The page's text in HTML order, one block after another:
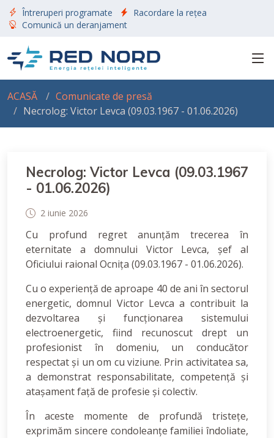
Întreruperi programate
Racordare la rețea
Comunică un deranjament
ACASĂ
Comunicate de presă
Necrolog: Victor Levca (09.03.1967 - 01.06.2026)
Necrolog: Victor Levca (09.03.1967
- 01.06.2026)
2 iunie 2026
Cu profund regret anunțăm trecerea în
eternitate a domnului Victor Levca, șef al
Oficiului raional Ocnița (09.03.1967 - 01.06.2026).
Cu o experiență de aproape 40 de ani în sectorul
energetic, domnul Victor Levca a contribuit la
dezvoltarea și funcționarea sistemului
electroenergetic, fiind recunoscut drept un
profesionist în domeniu, un conducător
respectat și un om cu viziune. Prin activitatea sa,
a demonstrat responsabilitate, competență și
atașament față de profesie și colectiv.
În aceste momente de profundă tristețe,
exprimăm sincere condoleanțe familiei îndoliate,